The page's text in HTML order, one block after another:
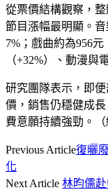
從票價結構觀察，
節目漲幅最明顯。
7%；戲曲約為956
（+32%）、動漫與
研究團隊表示，即
價，銷售仍穩健成
費意願持續強勁。
Previous Article復曬
化
Next Article 林昀儒